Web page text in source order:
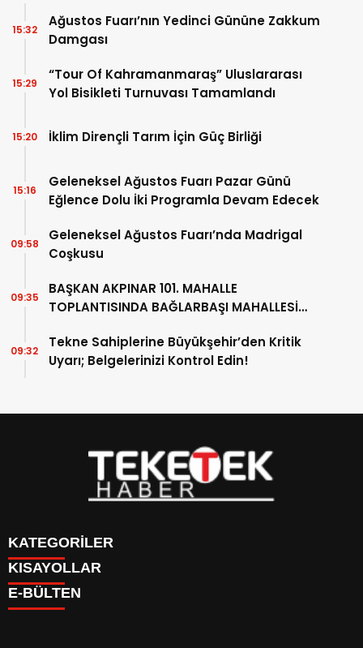
Ağustos Fuarı’nın Yedinci Gününe Zakkum
Damgası
15:32
“Tour Of Kahramanmaraş” Uluslararası
Yol Bisikleti Turnuvası Tamamlandı
15:29
İklim Dirençli Tarım İçin Güç Birliği
15:20
Geleneksel Ağustos Fuarı Pazar Günü
Eğlence Dolu İki Programla Devam Edecek
15:16
Geleneksel Ağustos Fuarı’nda Madrigal
Coşkusu
09:58
BAŞKAN AKPINAR 101. MAHALLE
TOPLANTISINDA BAĞLARBAŞI MAHALLESİ
09:35
Tekne Sahiplerine Büyükşehir’den Kritik
Uyarı; Belgelerinizi Kontrol Edin!
09:32
KATEGORİLER
DÜNYA
EĞİTİM
KISAYOLLAR
BURÇLAR
E-BÜLTEN